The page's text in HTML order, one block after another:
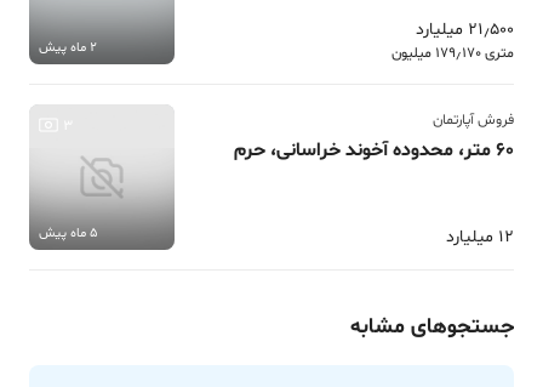
21٫500 میلیارد
متری 179٫170 میلیون 2 ماه پیش
فروش آپارتمان
60 متر، محدوده آخوند خراسانی، حرم
12 میلیارد
3
5 ماه پیش
جستجوهای مشابه